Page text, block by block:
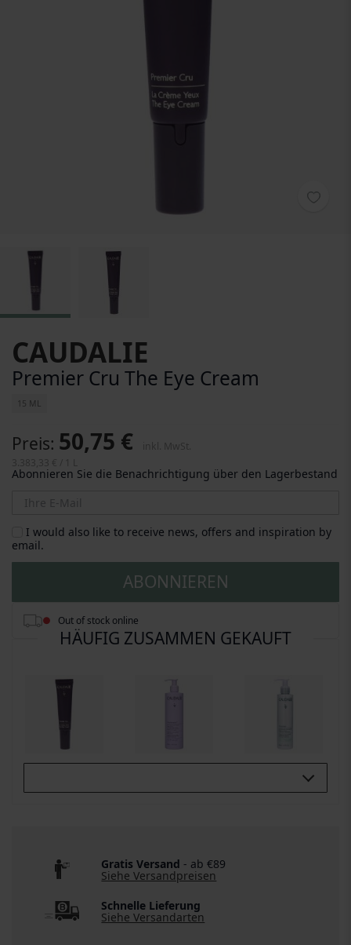
CAUDALIE
Premier Cru The Eye Cream
15 ML
Preis 50,75 €
Abonnieren Sie die Benachrichtigung über den Lagerbestand
I would also like to receive news, offers and inspiration by
email.
ABONNIEREN
Out of stock online
HÄUFIG ZUSAMMEN GEKAUFT
Gratis Versand - ab €89
Siehe Versandpreisen
Schnelle Lieferung
Siehe Versandarten